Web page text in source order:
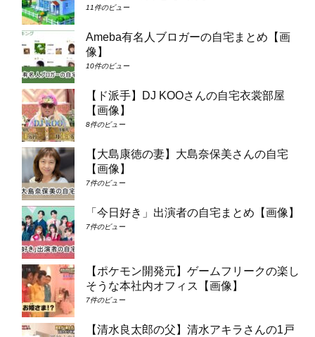
11件のビュー
Ameba有名人ブロガーの自宅まとめ【画
像】
10件のビュー
【ド派手】DJ KOOさんの自宅衣裳部屋
【画像】
8件のビュー
【大島康徳の妻】大島奈保美さんの自宅
【画像】
7件のビュー
「今日好き」出演者の自宅まとめ【画像】
7件のビュー
【ポケモン開発元】ゲームフリークの楽し
そうな本社内オフィス【画像】
7件のビュー
【清水良太郎の父】清水アキラさんの1戸